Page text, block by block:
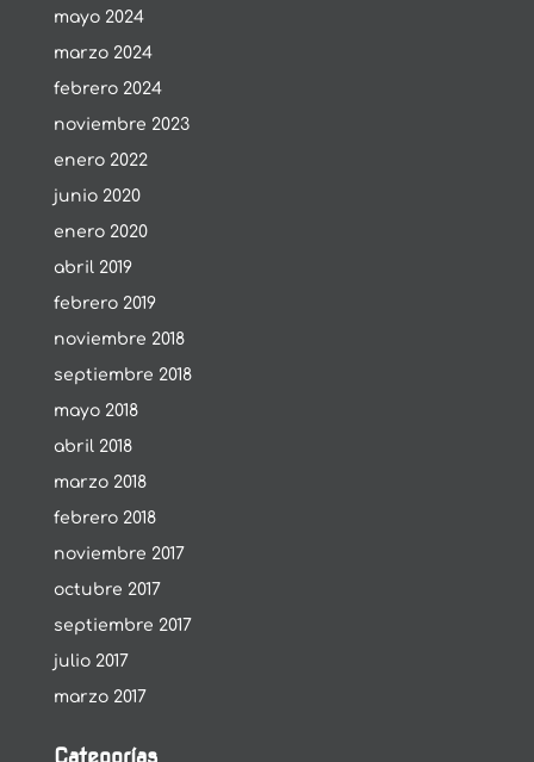
mayo 2024
marzo 2024
febrero 2024
noviembre 2023
enero 2022
junio 2020
enero 2020
abril 2019
febrero 2019
noviembre 2018
septiembre 2018
mayo 2018
abril 2018
marzo 2018
febrero 2018
noviembre 2017
octubre 2017
septiembre 2017
julio 2017
marzo 2017
Categorías